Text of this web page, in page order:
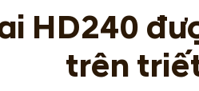
HD240
trên